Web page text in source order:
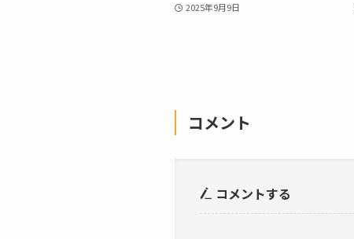
2025年9月9日
コメント
コメントする